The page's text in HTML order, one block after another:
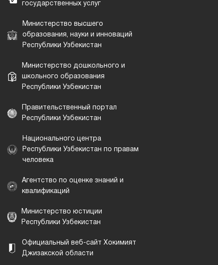
государственных услуг
Министерство высшего
образования, науки и инноваций
Республики Узбекистан
Министерство дошкольного и
школьного образования
Республики Узбекистан
Правительственный портал
Республики Узбекистан
Национального центра
Республики Узбекистан по правам
человека
Агентство по оценке знаний и
квалификаций
Министерство юстиции
Республики Узбекистан
Официальный веб-сайт Хокимият
Джизакской области